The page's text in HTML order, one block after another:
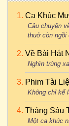
Ca Khúc
Câu chuyện
thuở còn ngồi
Về Bài Hát
Nghìn trùng
Phim Tài
Không chỉ kể
Tháng Sáu
Một ca khúc